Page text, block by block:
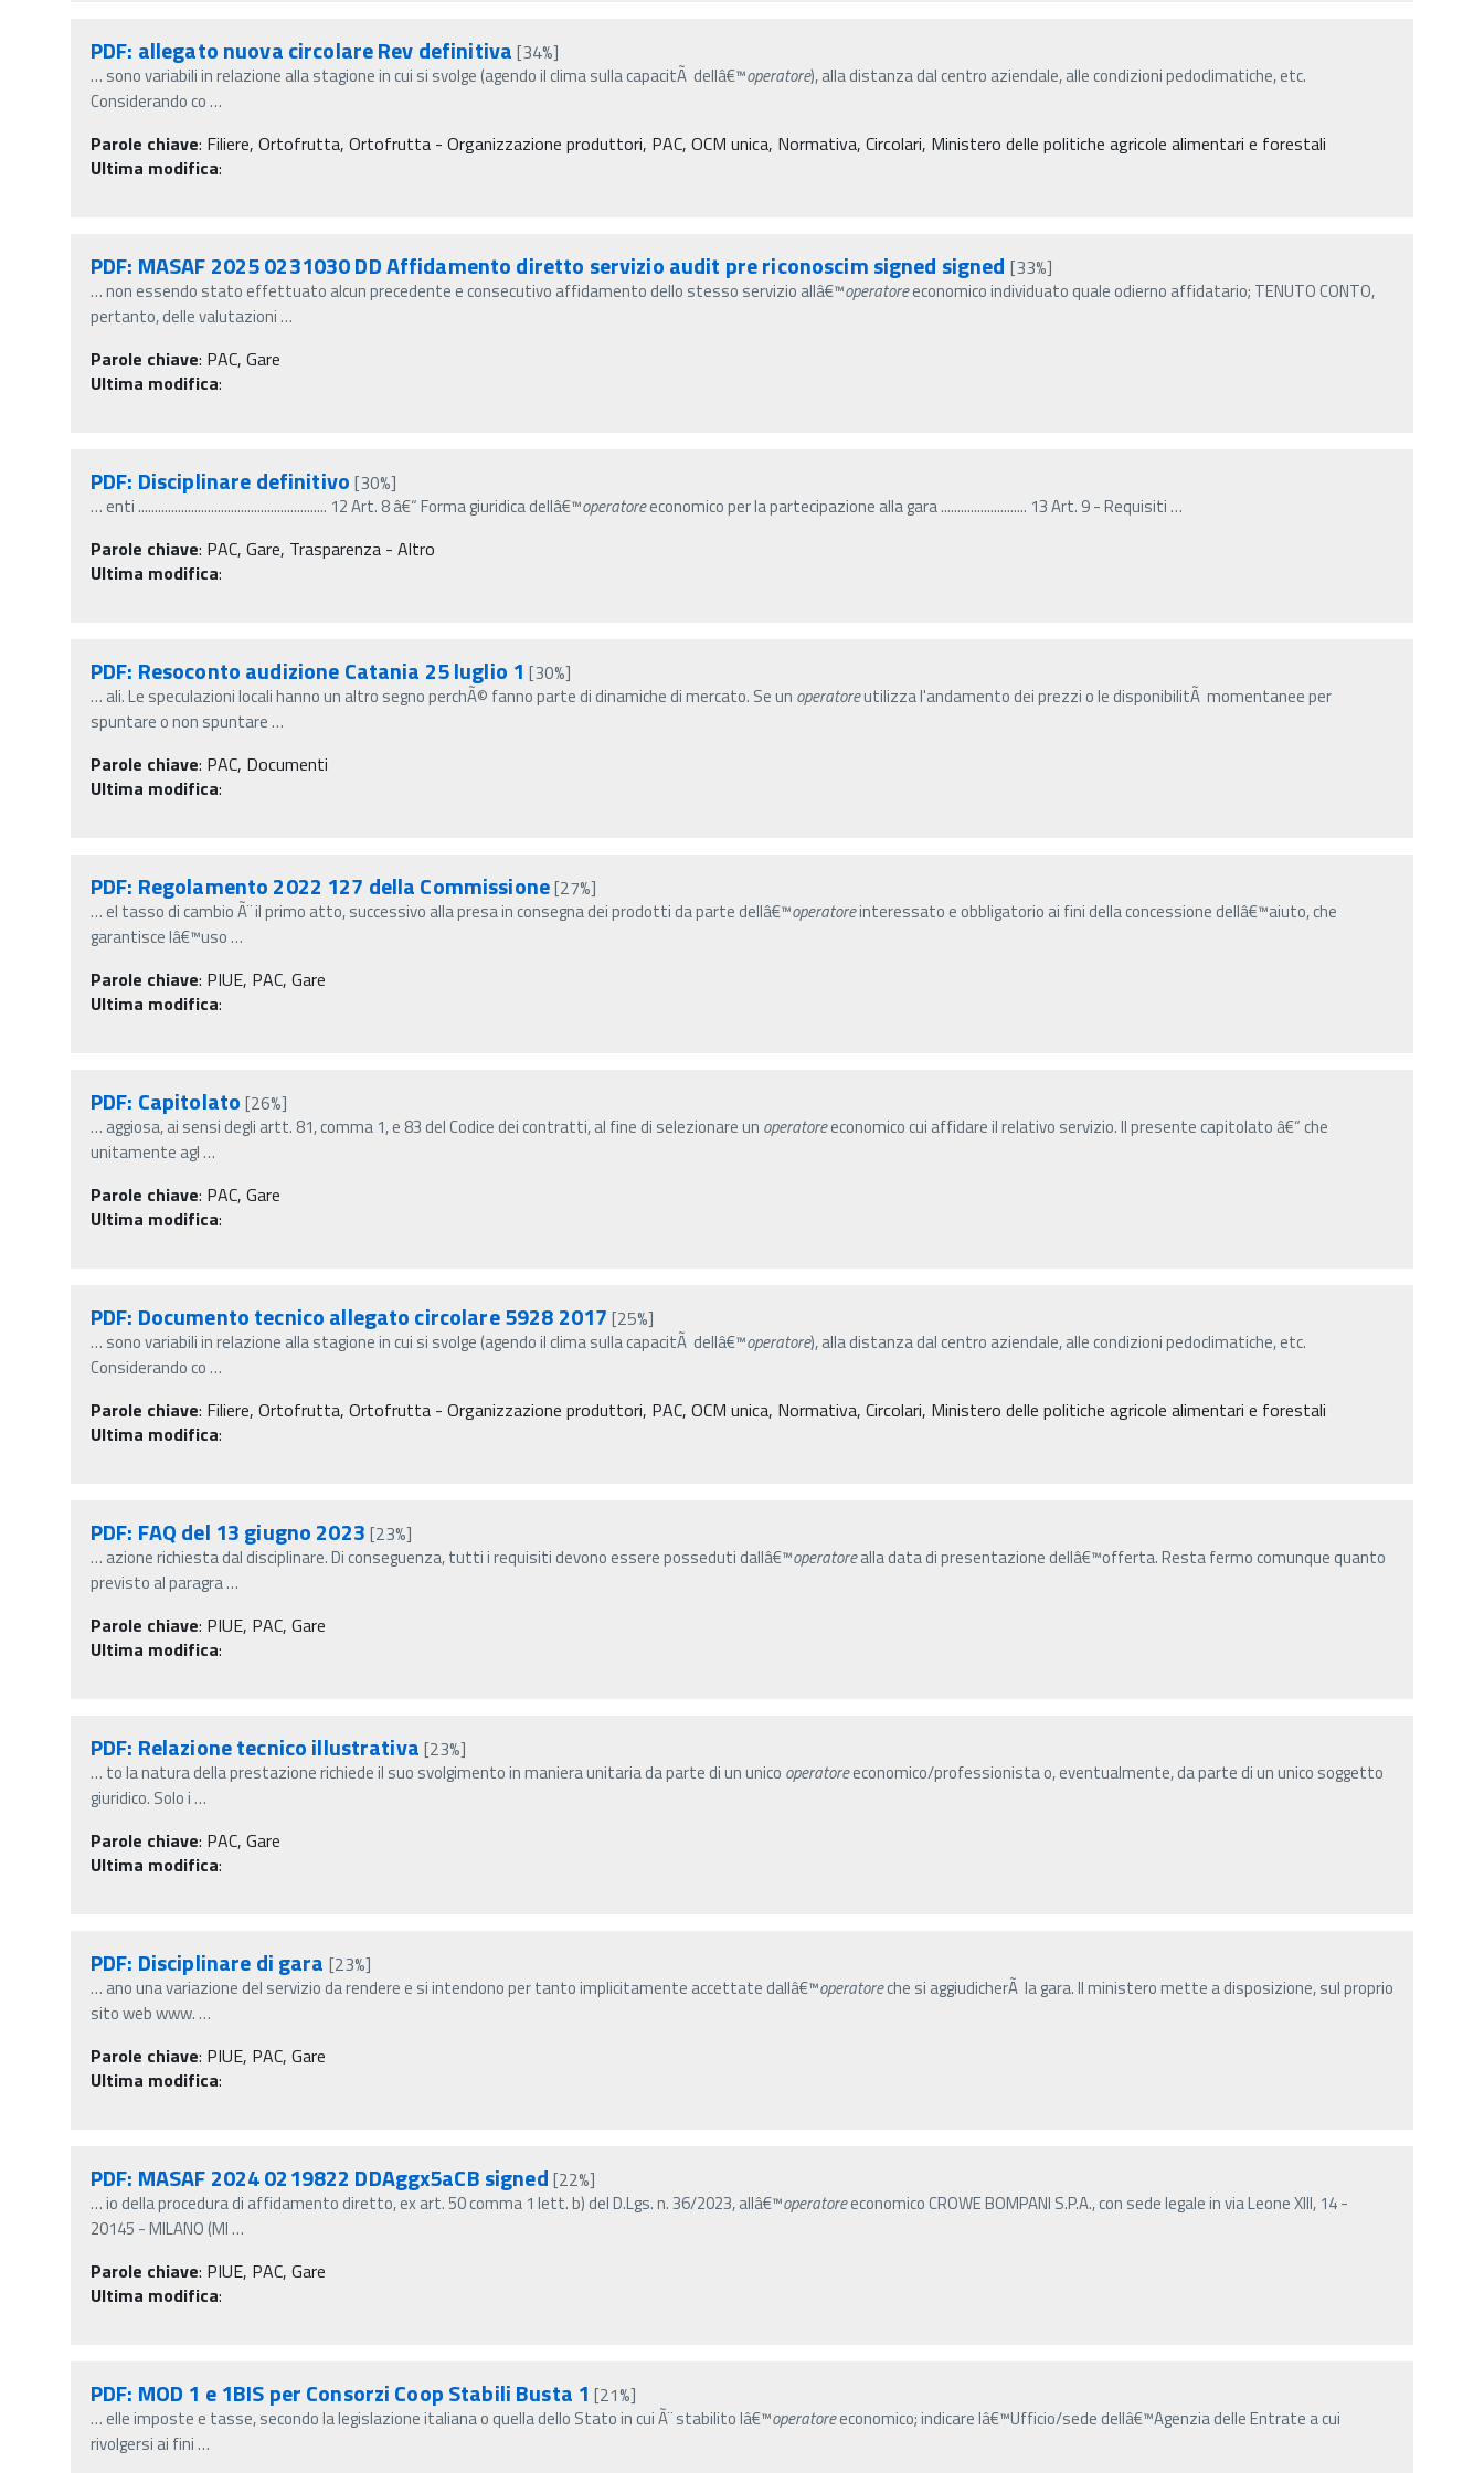
PDF: allegato nuova circolare Rev definitiva [34%]
… sono variabili in relazione alla stagione in cui si svolge (agendo il clima sulla capacitÃ dellâ€™operatore), alla distanza dal centro aziendale, alle condizioni pedoclimatiche, etc.
Considerando co…
Parole chiave: Filiere, Ortofrutta, Ortofrutta - Organizzazione produttori, PAC, OCM unica, Normativa, Circolari, Ministero delle politiche agricole alimentari e forestali
Ultima modifica:
PDF: MASAF 2025 0231030 DD Affidamento diretto servizio audit pre riconoscim signed signed [33%]
…non essendo stato effettuato alcun precedente e consecutivo affidamento dello stesso servizio allâ€™operatoreeconomico individuato quale odierno affidatario; TENUTO CONTO,
pertanto, delle valutazioni…
Parole chiave: PAC, Gare
Ultima modifica:
PDF: Disciplinare definitivo [30%]
… enti ......................................................... 12 Art. 8 â€“ Forma giuridica dellâ€™operatoreeconomico per la partecipazione alla gara .......................... 13 Art. 9 - Requisiti…
Parole chiave: PAC, Gare, Trasparenza - Altro
Ultima modifica:
PDF: Resoconto audizione Catania 25 luglio 1[30%]
… ali. Le speculazioni locali hanno un altro segno perchÃ© fanno parte di dinamiche di mercato. Se un operatoreutilizza l'andamento dei prezzi o le disponibilitÃ momentanee per
spuntare o non spuntare…
Parole chiave: PAC, Documenti
Ultima modifica:
PDF: Regolamento 2022 127 della Commissione[27%]
… el tasso di cambio Ã¨ il primo atto, successivo alla presa in consegna dei prodotti da parte dellâ€™operatoreinteressato e obbligatorio ai fini della concessione dellâ€™aiuto, che
garantisce lâ€™uso…
Parole chiave: PIUE, PAC, Gare
Ultima modifica:
PDF: Capitolato [26%]
… aggiosa, ai sensi degli artt. 81, comma 1, e 83 del Codice dei contratti, al fine di selezionare un operatoreeconomico cui affidare il relativo servizio. Il presente capitolato â€“ che
unitamente agl…
Parole chiave: PAC, Gare
Ultima modifica:
PDF: Documento tecnico allegato circolare 5928 2017 [25%]
… sono variabili in relazione alla stagione in cui si svolge (agendo il clima sulla capacitÃ dellâ€™operatore), alla distanza dal centro aziendale, alle condizioni pedoclimatiche, etc.
Considerando co…
Parole chiave: Filiere, Ortofrutta, Ortofrutta - Organizzazione produttori, PAC, OCM unica, Normativa, Circolari, Ministero delle politiche agricole alimentari e forestali
Ultima modifica:
PDF: FAQ del 13 giugno 2023 [23%]
… azione richiesta dal disciplinare. Di conseguenza, tutti i requisiti devono essere posseduti dallâ€™operatorealla data di presentazione dellâ€™offerta. Resta fermo comunque quanto
previsto al paragra…
Parole chiave: PIUE, PAC, Gare
Ultima modifica:
PDF: Relazione tecnico illustrativa [23%]
… to la natura della prestazione richiede il suo svolgimento in maniera unitaria da parte di un unico operatoreeconomico/professionista o, eventualmente, da parte di un unico soggetto
giuridico. Solo i…
Parole chiave: PAC, Gare
Ultima modifica:
PDF: Disciplinare di gara [23%]
… ano una variazione del servizio da rendere e si intendono per tanto implicitamente accettate dallâ€™operatoreche si aggiudicherÃ la gara. Il ministero mette a disposizione, sul proprio
sito web www.…
Parole chiave: PIUE, PAC, Gare
Ultima modifica:
PDF: MASAF 2024 0219822 DDAggx5aCB signed [22%]
…io della procedura di affidamento diretto, ex art. 50 comma 1 lett. b) del D.Lgs. n. 36/2023, allâ€™operatoreeconomico CROWE BOMPANI S.P.A., con sede legale in via Leone XIII, 14 -
20145 - MILANO (MI…
Parole chiave: PIUE, PAC, Gare
Ultima modifica:
PDF: MOD 1 e 1BIS per Consorzi Coop Stabili Busta 1[21%]
… elle imposte e tasse, secondo la legislazione italiana o quella dello Stato in cui Ã¨ stabilito lâ€™operatoreeconomico; indicare lâ€™Ufficio/sede dellâ€™Agenzia delle Entrate a cui
rivolgersi ai fini…